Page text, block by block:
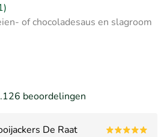
of chocoladesaus en slagroom
beoordelingen
De Raat